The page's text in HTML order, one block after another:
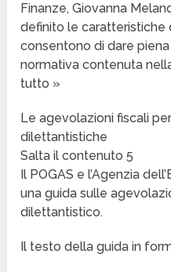
Finanze, Giovanna
definito le caratteristiche
consentono di dare
normativa contenuta
tutto »
Le agevolazioni fiscali
dilettantistiche
Salta il contenuto 5
Il POGAS e l’Agenzia
una guida sulle
dilettantistico.
Il testo della guida in